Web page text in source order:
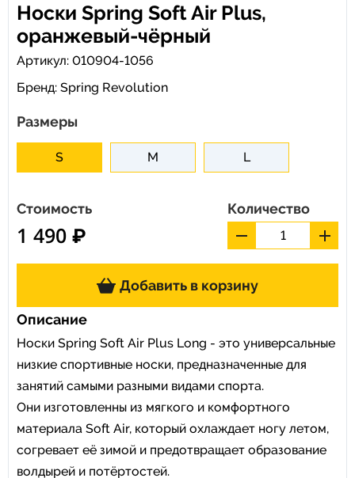
Носки Spring Soft Air Plus,
оранжевый-чёрный
Артикул: 010904-1056
Бренд: Spring Revolution
Размеры
S M L
Стоимость
1 490 ₽
Количество
Добавить в корзину
Описание
Носки Spring Soft Air Plus Long - это универсальные
низкие спортивные носки, предназначенные для
занятий самыми разными видами спорта.
Они изготовленны из мягкого и комфортного
материала Soft Air, который охлаждает ногу летом,
согревает её зимой и предотвращает образование
волдырей и потёртостей.